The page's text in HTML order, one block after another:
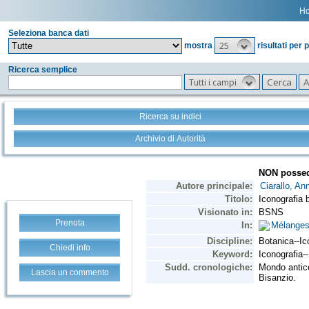
Seleziona banca dati
mostra
25 risultati per
Ricerca semplice
Tutti i campi
Ricerca su indici
Archivio di Autorità
Prenota
Chiedi info
Lascia un commento